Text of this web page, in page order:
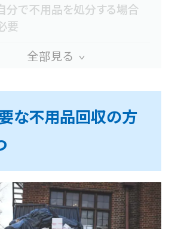
自分で不用品を処分する場合
要
ない方は自分で分別して処
者に依頼する3つのメリット
で回収してくれる
調整可能
ミも回収してくれる
な不用品回収の方